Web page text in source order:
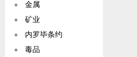
金属
矿业
内罗毕条约
毒品